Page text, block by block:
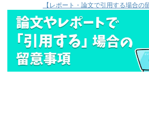
【レポート・論文で引用する場合の